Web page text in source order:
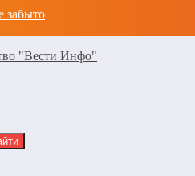
забыто
"Вести Инфо"